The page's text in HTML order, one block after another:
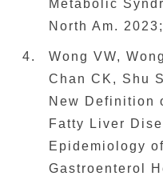
Metabolic
North Am.
Wong VW,
Chan CK, Shu
New Definition
Fatty Liver
Epidemiology
Gastroenterol